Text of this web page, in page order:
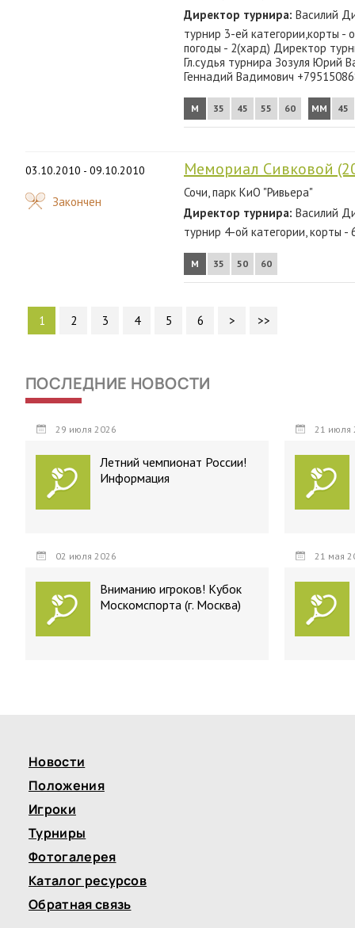
Директор турнира: Василий
турнир 3-ей категории,корты -
погоды - 2(хард) Директор
Гл.судья турнира Зозуля Юрий
Геннадий Вадимович
М 35 45 55 60 ММ 45
03.10.2010 - 09.10.2010
Закончен
Мемориал Сивковой
Сочи, парк КиО "Ривьера"
Директор турнира: Василий
турнир 4-ой категории, корты -
М 35 50 60
1 2 3 4 5 6 > >>
ПОСЛЕДНИЕ НОВОСТИ
29 июля 2026
Летний чемпионат России!
Информация
21 июля
02 июля 2026
Вниманию игроков! Кубок
Москомспорта (г. Москва)
21 мая
Новости
Положения
Игроки
Турниры
Фотогалерея
Каталог ресурсов
Обратная связь